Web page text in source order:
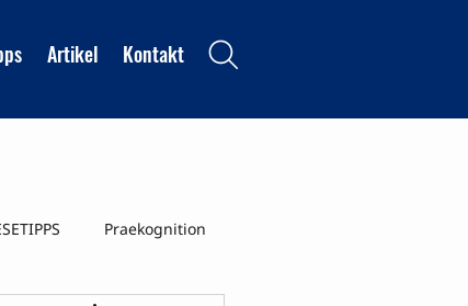
Artikel Kontakt
Praekognition